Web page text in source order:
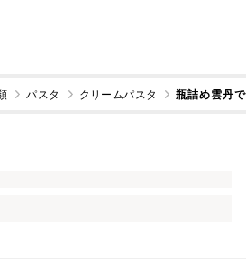
パスタ クリームパスタ 瓶詰め雲丹